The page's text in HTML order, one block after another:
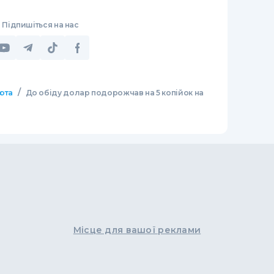
Підпишіться на нас
/ До обіду долар подорожчав на 5 копійок на
Місце для вашої реклами